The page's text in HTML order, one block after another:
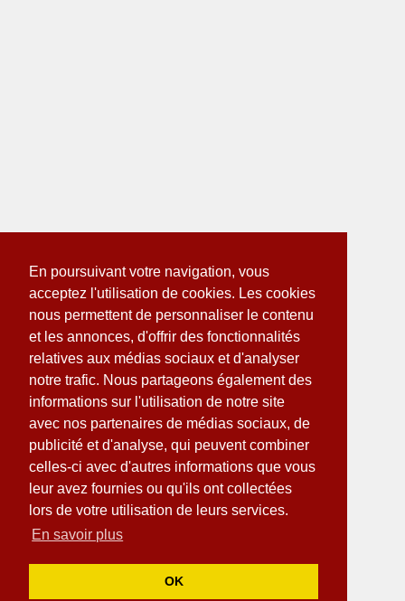
En poursuivant votre navigation, vous
acceptez l'utilisation de cookies. Les cookies
nous permettent de personnaliser le contenu
et les annonces, d'offrir des fonctionnalités
relatives aux médias sociaux et d'analyser
notre trafic. Nous partageons également des
informations sur l'utilisation de notre site
avec nos partenaires de médias sociaux, de
publicité et d'analyse, qui peuvent combiner
celles-ci avec d'autres informations que vous
leur avez fournies ou qu'ils ont collectées
lors de votre utilisation de leurs services.
En savoir plus
OK